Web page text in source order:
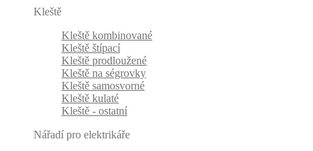
Kleště
Kleště kombinované
Kleště štípací
Kleště prodloužené
Kleště na ségrovky
Kleště samosvorné
Kleště kulaté
Kleště - ostatní
Nářadí pro elektrikáře